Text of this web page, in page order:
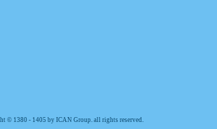
© 1380 - 1405 by ICAN Group. all rights reserved.